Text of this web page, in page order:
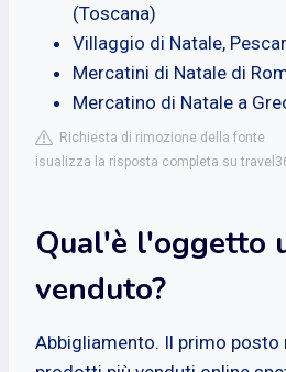
(Toscana)
Villaggio di Natale,
Mercatini di Natale di
Mercatino di Natale a
Richiesta di rimozione della fonte
isualizza la risposta completa su
Qual'è l'oggetto
venduto?
Abbigliamento. Il primo posto